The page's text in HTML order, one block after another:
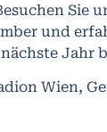
Sie
und
nächste Jahr
Wien,